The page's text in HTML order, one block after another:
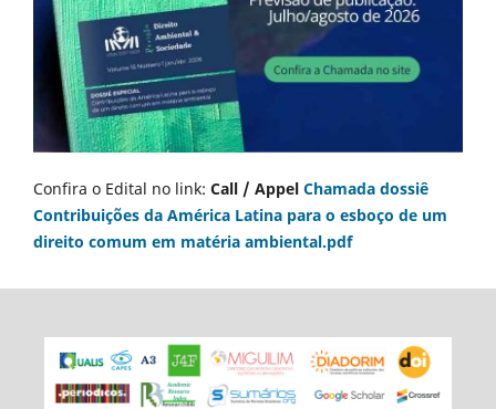
Confira o Edital no link: Call / Appel Chamada dossiê
Contribuições da América Latina para o esboço de um
direito comum em matéria ambiental.pdf